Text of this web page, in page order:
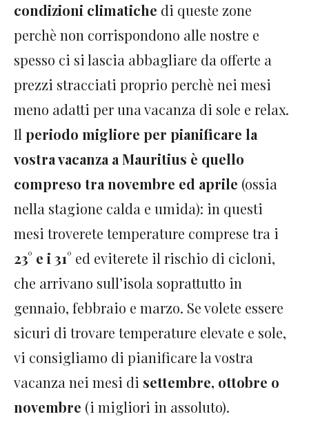
condizioni climatiche di queste zone
perchè non corrispondono alle nostre e
spesso ci si lascia abbagliare da offerte a
prezzi stracciati proprio perchè nei mesi
meno adatti per una vacanza di sole e relax.
Il periodo migliore per pianificare la
vostra vacanza a Mauritius è quello
compreso tra novembre ed aprile (ossia
nella stagione calda e umida): in questi
mesi troverete temperature comprese tra i
23° e i 31° ed eviterete il rischio di cicloni,
che arrivano sull’isola soprattutto in
gennaio, febbraio e marzo. Se volete essere
sicuri di trovare temperature elevate e sole,
vi consigliamo di pianificare la vostra
vacanza nei mesi di settembre, ottobre o
novembre (i migliori in assoluto).